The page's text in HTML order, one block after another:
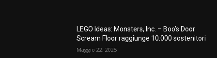
LEGO Ideas: Monsters, Inc. – Boo’s Door
Scream Floor raggiunge 10.000 sostenitori
Maggio 22, 2025